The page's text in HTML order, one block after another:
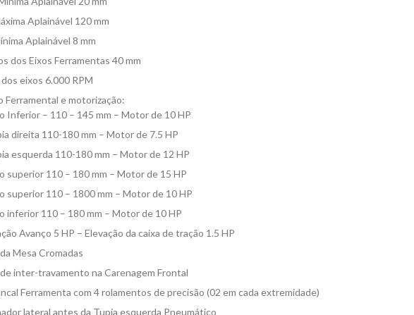
Aplainável 120 mm
Aplainável 8 mm
dos Eixos Ferramentas 40 mm
eixos 6.000 RPM
Ferramental e motorização:
Inferior – 110 – 145 mm – Motor de 10 HP
direita 110-180 mm – Motor de 7.5 HP
esquerda 110-180 mm – Motor de 12 HP
superior 110 – 180 mm – Motor de 15 HP
superior 110 – 1800 mm – Motor de 10 HP
inferior 110 – 180 mm – Motor de 10 HP
Avanço 5 HP – Elevação da caixa de tração 1.5 HP
Mesa Cromadas
inter-travamento na Carenagem Frontal
Ferramenta com 4 rolamentos de precisão (02 em cada extremidade)
lateral antes da Tupia esquerda Pneumático